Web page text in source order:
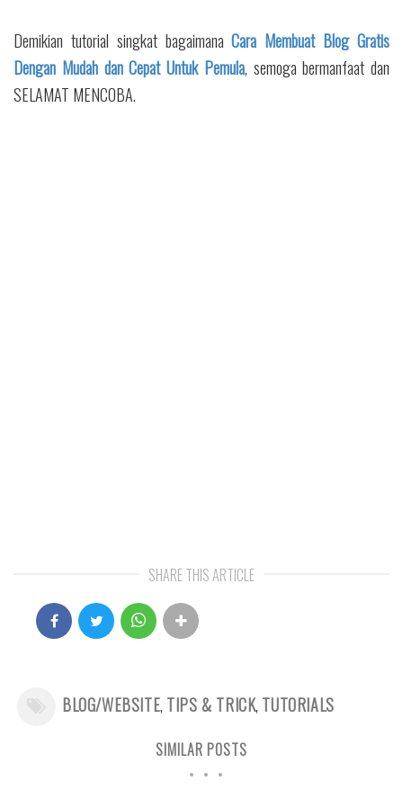
Demikian tutorial singkat bagaimanaCara Membuat Blog Gratis
Dengan Mudah dan Cepat Untuk Pemula, semoga bermanfaat dan
SELAMAT MENCOBA.
SHARE THIS ARTICLE
BLOG/WEBSITE, TIPS & TRICK, TUTORIALS
SIMILAR POSTS